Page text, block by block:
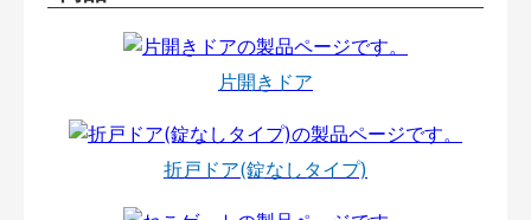
片開きドア
折戸ドア(錠なしタイプ)